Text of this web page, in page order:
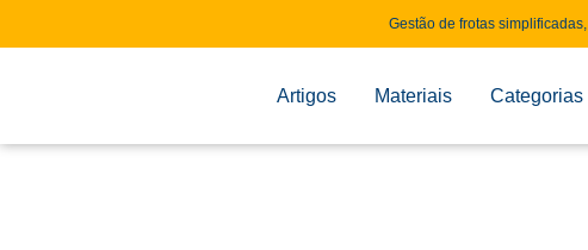
Gestão de frotas simplificadas,
Artigos Materiais Categorias